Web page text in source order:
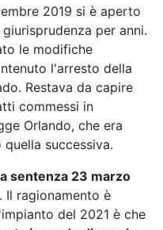
2019 si è aperto
per anni.
le modifiche
l'arresto della
Restava da capire
commessi in
Orlando, che era
successiva.
sentenza 23 marzo
Il ragionamento è
del 2021 è che